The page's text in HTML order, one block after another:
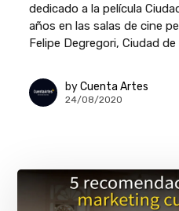
dedicado a la película
años en las salas de cine
Felipe Degregori, Ciudad
by Cuenta Artes
24/08/2020